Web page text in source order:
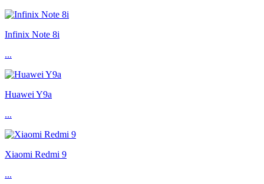
Infinix Note 8i
...
Huawei Y9a
...
Xiaomi Redmi 9
...